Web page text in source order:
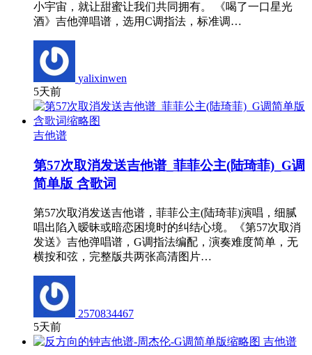
小宇宙，就让甜蜜让我们共同拥有。 《喝了一口星光
酒》吉他弹唱谱，选用C调指法，标准调…
yalixinwen
5天前
吉他谱
第57次取消发送吉他谱_菲菲公主(陆琦菲)_G调
简单版 含歌词
第57次取消发送吉他谱，菲菲公主(陆琦菲)演唱，细腻
唱出陷入暧昧或暗恋困境时的纠结心境。《第57次取消
发送》吉他弹唱谱，G调指法编配，演奏难度简单，无
横按和弦，完整版共两张高清图片…
2570834467
5天前
吉他谱